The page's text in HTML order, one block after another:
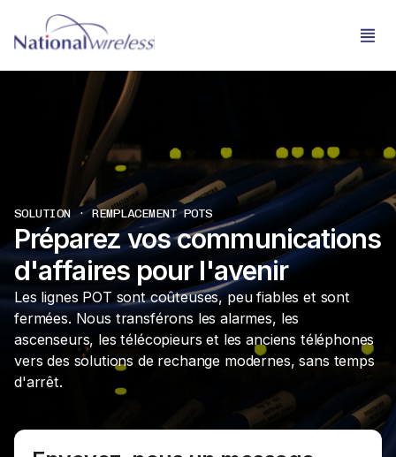
SOLUTION · REMPLACEMENT POTS
Préparez vos communications
d'affaires pour l'avenir
Les lignes POT sont coûteuses, peu fiables et sont
fermées. Nous transférons les alarmes, les
ascenseurs, les télécopieurs et les anciens téléphones
vers des solutions de rechange modernes, sans temps
d'arrêt.